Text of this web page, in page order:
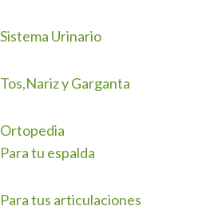
Sistema Urinario
Tos,Nariz y Garganta
Ortopedia
Para tu espalda
Para tus articulaciones